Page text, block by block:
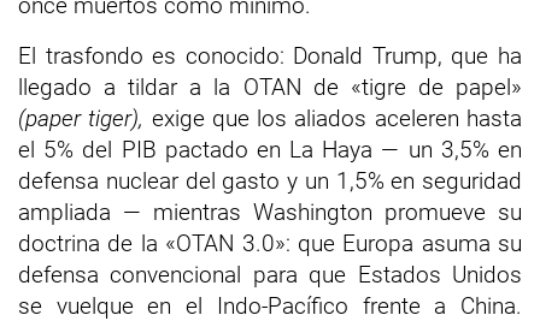
El trasfondo es conocido: Donald Trump, que ha
llegado a tildar a la OTAN de «tigre de papel»
(paper tiger), exige que los aliados aceleren hasta
el 5% del PIB pactado en La Haya — un 3,5% en
defensa nuclear del gasto y un 1,5% en seguridad
ampliada — mientras Washington promueve su
doctrina de la «OTAN 3.0»: que Europa asuma su
defensa convencional para que Estados Unidos
se vuelque en el Indo-Pacífico frente a China.